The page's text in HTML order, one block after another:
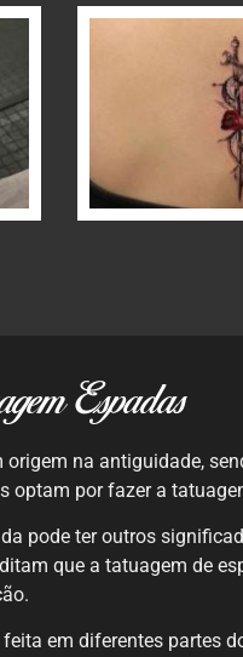
Espadas
na antiguidade,
optam por fazer a
pode ter outros
que a tatuagem de
em diferentes partes